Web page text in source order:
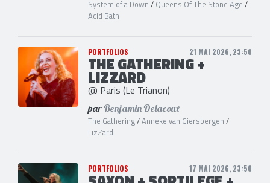
System of a Down / Queens Of The Stone Age /
Acid Bath
PORTFOLIOS 21 MAI 2026, 23:50
THE GATHERING +
LIZZARD
@ Paris (Le Trianon)
par Benjamin Delacoux
The Gathering/Anneke van Giersbergen /
LizZard
PORTFOLIOS 17 MAI 2026, 23:50